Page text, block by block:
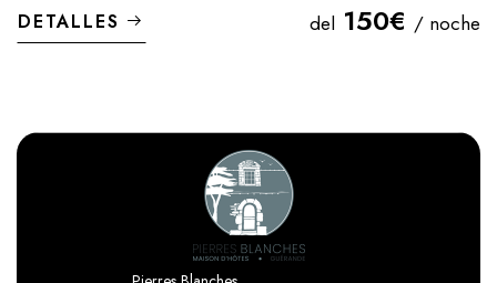
DETALLES del 150€ / noche